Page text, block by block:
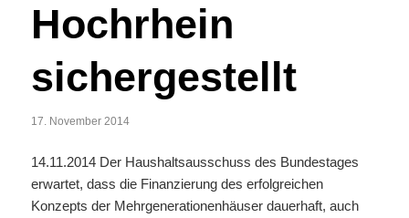
Hochrhein
sichergestellt
17. November 2014
14.11.2014 Der Haushaltsausschuss des Bundestages
erwartet, dass die Finanzierung des erfolgreichen
Konzepts der Mehrgenerationenhäuser dauerhaft, auch